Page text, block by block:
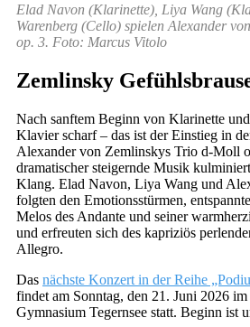
Elad Navon (Klarinette), Liya Wang
Warenberg (Cello) spielen Alexander
op. 3. Foto: Marcus Vitolo
Zemlinsky
Nach sanftem Beginn von Klarinette
Klavier scharf – das ist der Einstieg in
Alexander von Zemlinskys Trio d-Moll
dramatischer steigernde Musik
Klang. Elad Navon, Liya Wang und
folgten den Emotionsstürmen,
Melos des Andante und seiner
und erfreuten sich des kapriziös
Allegro.
Das nächste Konzert in der Reihe
findet am Sonntag, den 21. Juni 2026
Gymnasium Tegernsee statt. Beginn ist